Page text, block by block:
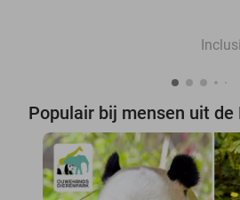
Populair bij mensen uit de